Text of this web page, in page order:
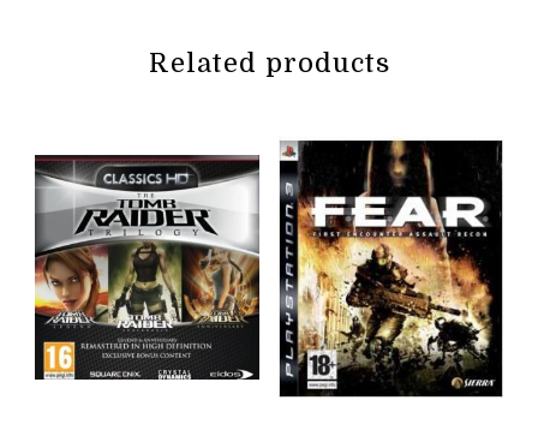
Related products